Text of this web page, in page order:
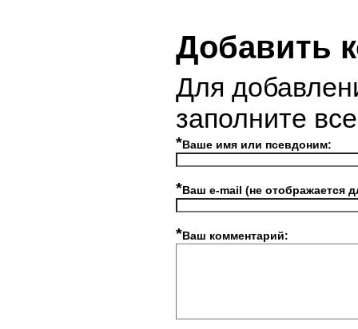
Добавить
Для
заполните
*Ваше имя или псевдоним:
*Ваш e-mail (не отображается
*Ваш комментарий: